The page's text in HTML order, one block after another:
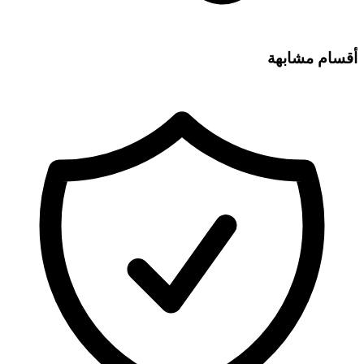
أقسام مشابهة